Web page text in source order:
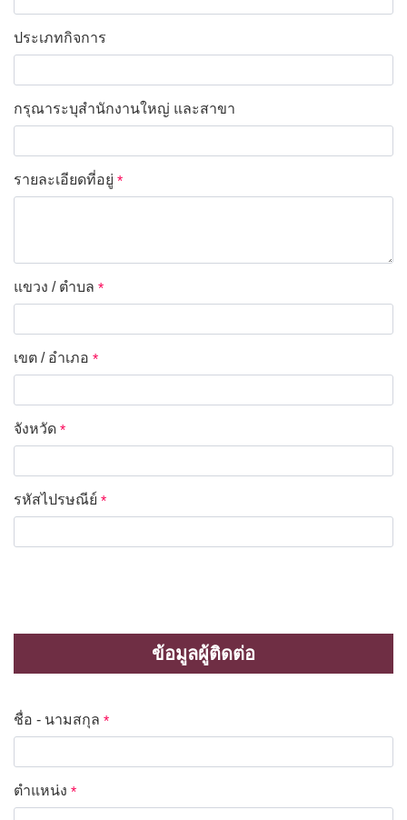
ประเภทกิจการ
กรุณาระบุสำนักงานใหญ่ และสาขา
รายละเอียดที่อยู่ *
แขวง / ตำบล *
เขต / อำเภอ *
จังหวัด *
รหัสไปรษณีย์ *
ข้อมูลผู้ติดต่อ
ชื่อ - นามสกุล *
ตำแหน่ง *